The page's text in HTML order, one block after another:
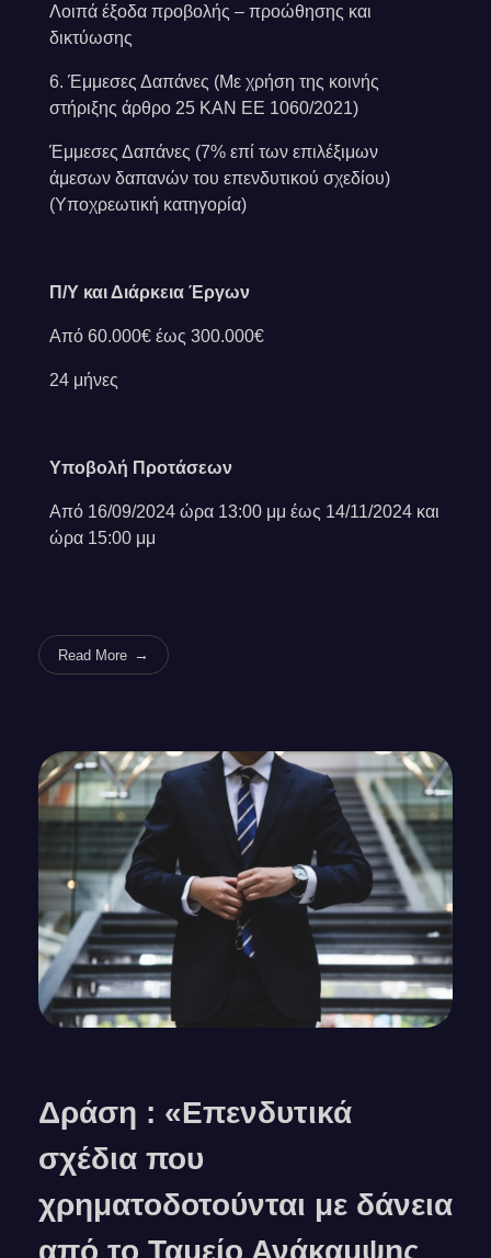
Λοιπά έξοδα προβολής – προώθησης και
δικτύωσης
6. Έμμεσες Δαπάνες (Με χρήση της κοινής
στήριξης άρθρο 25 ΚΑΝ ΕΕ 1060/2021)
Έμμεσες Δαπάνες (7% επί των επιλέξιμων
άμεσων δαπανών του επενδυτικού σχεδίου)
(Υποχρεωτική κατηγορία)
Π/Υ και Διάρκεια Έργων
Από 60.000€ έως 300.000€
24 μήνες
Υποβολή Προτάσεων
Από 16/09/2024 ώρα 13:00 μμ έως 14/11/2024 και
ώρα 15:00 μμ
Read More
Δράση : «Επενδυτικά
σχέδια που
χρηματοδοτούνται με δάνεια
από το Ταμείο Ανάκαμψης